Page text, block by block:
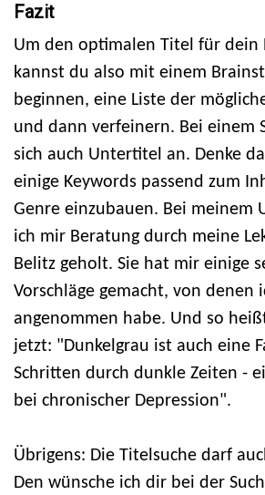
Fazit
Um den optimalen Titel für dein
kannst du also mit einem
beginnen, eine Liste der
und dann verfeinern. Bei einem
sich auch Untertitel an. Denke
einige Keywords passend zum
Genre einzubauen. Bei meinem
ich mir Beratung durch meine
Belitz geholt. Sie hat mir einige
Vorschläge gemacht, von denen
angenommen habe. Und so
jetzt: "Dunkelgrau ist auch eine
Schritten durch dunkle Zeiten -
bei chronischer Depression".
Übrigens: Die Titelsuche darf
Den wünsche ich dir bei der